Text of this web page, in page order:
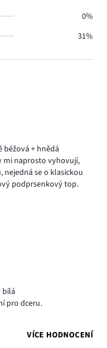
béžová + hnědá
mi naprosto vyhovují,
se o klasickou
podprsenkový top.
bílá
pro dceru.
VÍCE HODNOCENÍ
0%
31%